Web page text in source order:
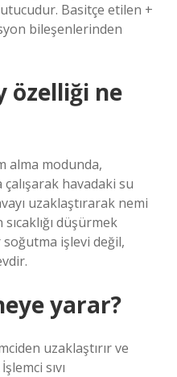
Basitçe etilen +
bileşenlerinden
özelliği ne
alma modunda,
çalışarak havadaki su
uzaklaştırarak nemi
düşürmek
işlevi değil,
yarar?
uzaklaştırır ve
sıvı